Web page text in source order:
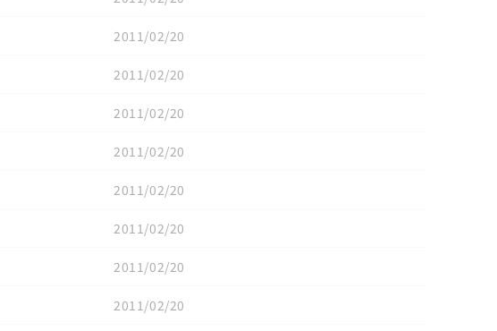
2011/02/20
2011/02/20
2011/02/20
2011/02/20
2011/02/20
2011/02/20
2011/02/20
2011/02/20